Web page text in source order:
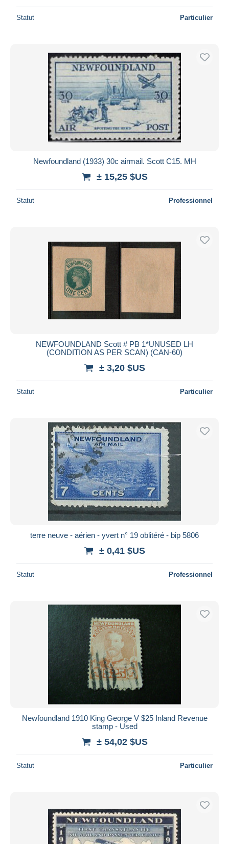
Statut Particulier
Newfoundland (1933) 30c airmail. Scott C15. MH
± 15,25 $US
Statut Professionnel
NEWFOUNDLAND Scott # PB 1*UNUSED LH
(CONDITION AS PER SCAN) (CAN-60)
± 3,20 $US
Statut Particulier
terre neuve - aérien - yvert n° 19 oblitéré - bip 5806
± 0,41 $US
Statut Professionnel
Newfoundland 1910 King George V $25 Inland Revenue
stamp - Used
± 54,02 $US
Statut Particulier